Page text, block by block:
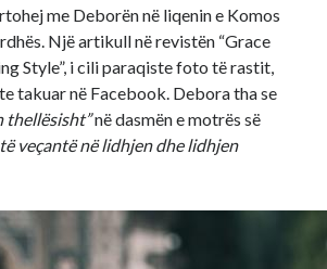
me Deborën në liqenin e Komos
Një artikull në revistën “Grace
Style”, i cili paraqiste foto të rastit,
takuar në Facebook. Debora tha se
thellësisht”në dasmën e motrës së
veçantë në lidhjen dhe lidhjen